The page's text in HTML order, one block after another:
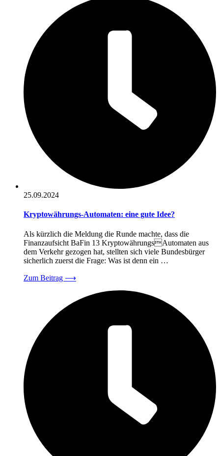
25.09.2024
Kryptowährungs-Automaten: eine gute Idee?
Als kürzlich die Meldung die Runde machte, dass die
Finanzaufsicht BaFin 13 KryptowährungsAutomaten aus
dem Verkehr gezogen hat, stellten sich viele Bundesbürger
sicherlich zuerst die Frage: Was ist denn ein …
Zum Beitrag ⟶